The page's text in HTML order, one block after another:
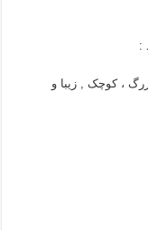
:
، کوچک , زیبا و